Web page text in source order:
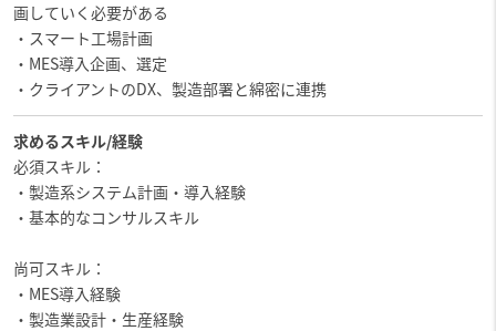
画していく必要がある
・スマート工場計画
・MES導入企画、選定
・クライアントのDX、製造部署と綿密に連携
求めるスキル/経験
必須スキル：
・製造系システム計画・導入経験
・基本的なコンサルスキル
尚可スキル：
・MES導入経験
・製造業設計・生産経験